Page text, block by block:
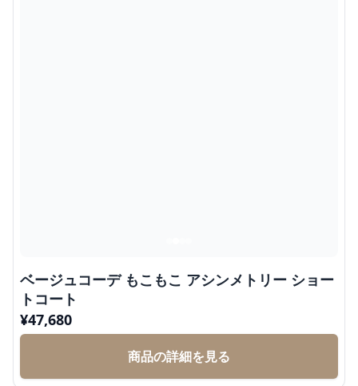
ベージュコーデ もこもこ アシンメトリー ショー
トコート
¥47,680
商品の詳細を見る